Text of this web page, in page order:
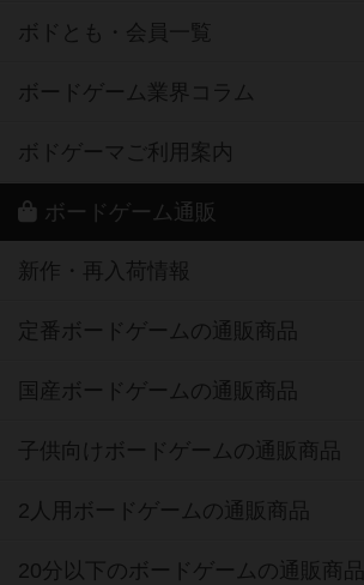
ボドとも・会員一覧
ボードゲーム業界コラム
ボドゲーマご利用案内
ボードゲーム通販
新作・再入荷情報
定番ボードゲームの通販商品
国産ボードゲームの通販商品
子供向けボードゲームの通販商品
2人用ボードゲームの通販商品
20分以下のボードゲームの通販商品